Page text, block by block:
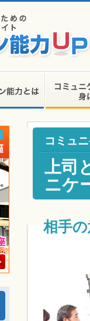
コミュ
上司
ニケ
相手